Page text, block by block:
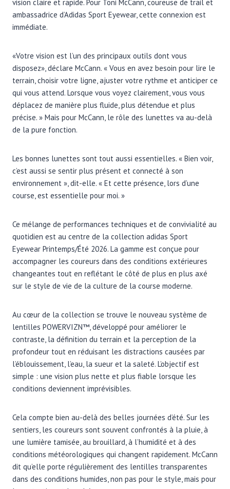
vision claire et rapide. Pour Toni McCann, coureuse de trail et
ambassadrice d’Adidas Sport Eyewear, cette connexion est
immédiate.
«Votre vision est l’un des principaux outils dont vous
disposez», déclare McCann. « Vous en avez besoin pour lire le
terrain, choisir votre ligne, ajuster votre rythme et anticiper ce
qui vous attend. Lorsque vous voyez clairement, vous vous
déplacez de manière plus fluide, plus détendue et plus
précise. » Mais pour McCann, le rôle des lunettes va au-delà
de la pure fonction.
Les bonnes lunettes sont tout aussi essentielles. « Bien voir,
c’est aussi se sentir plus présent et connecté à son
environnement », dit-elle. « Et cette présence, lors d’une
course, est essentielle pour moi. »
Ce mélange de performances techniques et de convivialité au
quotidien est au centre de la collection adidas Sport
Eyewear Printemps/Été 2026. La gamme est conçue pour
accompagner les coureurs dans des conditions extérieures
changeantes tout en reflétant le côté de plus en plus axé
sur le style de vie de la culture de la course moderne.
Au cœur de la collection se trouve le nouveau système de
lentilles POWERVIZN™, développé pour améliorer le
contraste, la définition du terrain et la perception de la
profondeur tout en réduisant les distractions causées par
l’éblouissement, l’eau, la sueur et la saleté. L’objectif est
simple : une vision plus nette et plus fiable lorsque les
conditions deviennent imprévisibles.
Cela compte bien au-delà des belles journées d’été. Sur les
sentiers, les coureurs sont souvent confrontés à la pluie, à
une lumière tamisée, au brouillard, à l’humidité et à des
conditions météorologiques qui changent rapidement. McCann
dit qu’elle porte régulièrement des lentilles transparentes
dans des conditions humides, non pas pour le style, mais pour